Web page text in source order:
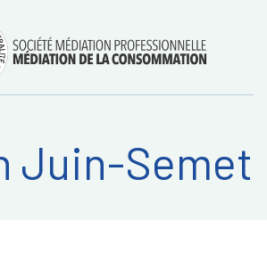
litiges
et
avec
de la
Juin-Semet